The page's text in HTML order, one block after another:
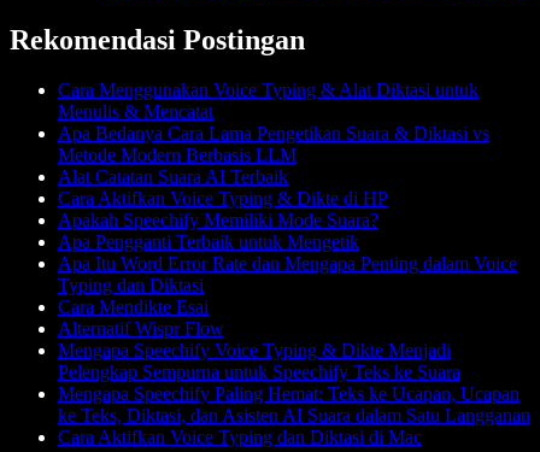
Rekomendasi Postingan
Cara Menggunakan Voice Typing & Alat Diktasi untuk
Menulis & Mencatat
Apa Bedanya Cara Lama Pengetikan Suara & Diktasi vs
Metode Modern Berbasis LLM
Alat Catatan Suara AI Terbaik
Cara Aktifkan Voice Typing & Dikte di HP
Apakah Speechify Memiliki Mode Suara?
Apa Pengganti Terbaik untuk Mengetik
Apa Itu Word Error Rate dan Mengapa Penting dalam Voice
Typing dan Diktasi
Cara Mendikte Esai
Alternatif Wispr Flow
Mengapa Speechify Voice Typing & Dikte Menjadi
Pelengkap Sempurna untuk Speechify Teks ke Suara
Mengapa Speechify Paling Hemat: Teks ke Ucapan, Ucapan
ke Teks, Diktasi, dan Asisten AI Suara dalam Satu Langganan
Cara Aktifkan Voice Typing dan Diktasi di Mac